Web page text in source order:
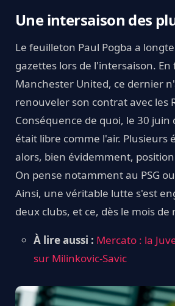
Une intersaison des
Le feuilleton Paul Pogba a
gazettes lors de l'intersaison. En
Manchester United, ce dernier
renouveler son contrat avec les
Conséquence de quoi, le 30 juin
était libre comme l'air. Plusieurs
alors, bien évidemment,
On pense notamment au PSG
Ainsi, une véritable lutte s'est
deux clubs, et ce, dès le mois de
À lire aussi : Mercato : la
sur Milinkovic-Savic